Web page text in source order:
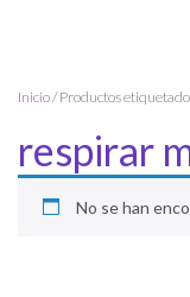
Inicio/ Productos
respirar
No se han